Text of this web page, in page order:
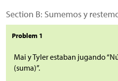
Section B: Sumemos y
Problem 1
Mai y Tyler estaban jugando
(suma)”.